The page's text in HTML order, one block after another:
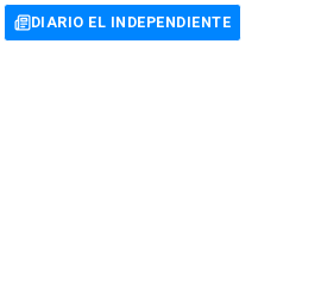
DIARIO EL INDEPENDIENTE